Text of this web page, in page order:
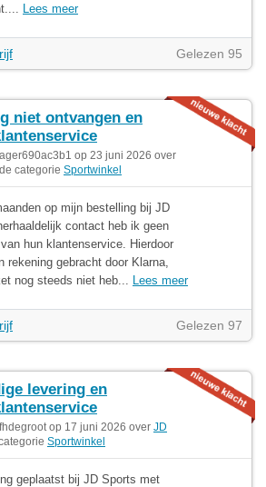
Lees meer
Gelezen 95
niet ontvangen en
op 23 juni 2026 over
categorie Sportwinkel
op mijn bestelling bij JD
contact heb ik geen
hun klantenservice. Hierdoor
rekening gebracht door Klarna,
nog steeds niet heb... Lees meer
Gelezen 97
levering en
op 17 juni 2026 over JD
Sportwinkel
geplaatst bij JD Sports met